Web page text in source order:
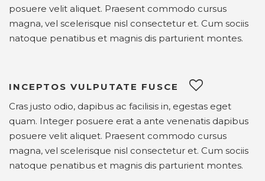
posuere velit aliquet. Praesent commodo cursus
magna, vel scelerisque nisl consectetur et. Cum sociis
natoque penatibus et magnis dis parturient montes.
INCEPTOS VULPUTATE FUSCE
Cras justo odio, dapibus ac facilisis in, egestas eget
quam. Integer posuere erat a ante venenatis dapibus
posuere velit aliquet. Praesent commodo cursus
magna, vel scelerisque nisl consectetur et. Cum sociis
natoque penatibus et magnis dis parturient montes.